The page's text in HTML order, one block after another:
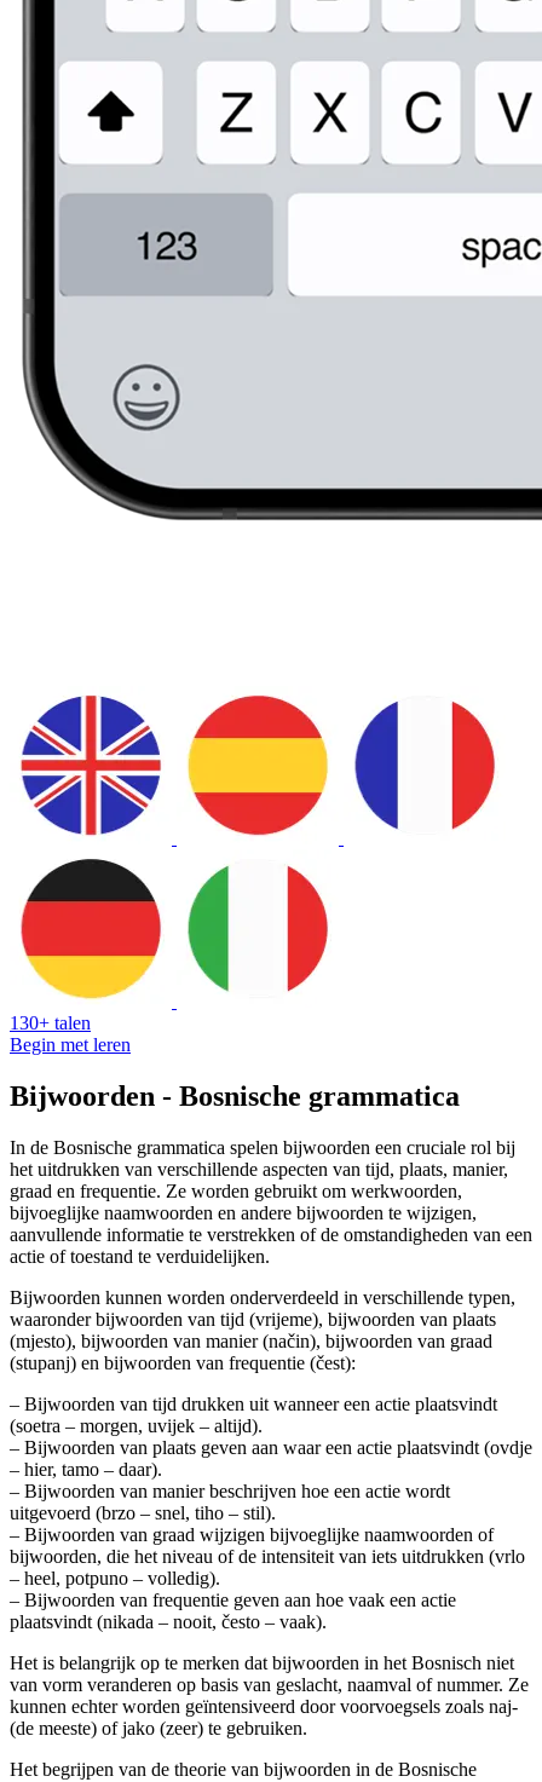
130+ talen
Begin met leren
Bijwoorden - Bosnische grammatica
In de Bosnische grammatica spelen bijwoorden een cruciale rol bij
het uitdrukken van verschillende aspecten van tijd, plaats, manier,
graad en frequentie. Ze worden gebruikt om werkwoorden,
bijvoeglijke naamwoorden en andere bijwoorden te wijzigen,
aanvullende informatie te verstrekken of de omstandigheden van een
actie of toestand te verduidelijken.
Bijwoorden kunnen worden onderverdeeld in verschillende typen,
waaronder bijwoorden van tijd (vrijeme), bijwoorden van plaats
(mjesto), bijwoorden van manier (način), bijwoorden van graad
(stupanj) en bijwoorden van frequentie (čest):
– Bijwoorden van tijd drukken uit wanneer een actie plaatsvindt
(soetra – morgen, uvijek – altijd).
– Bijwoorden van plaats geven aan waar een actie plaatsvindt (ovdje
– hier, tamo – daar).
– Bijwoorden van manier beschrijven hoe een actie wordt
uitgevoerd (brzo – snel, tiho – stil).
– Bijwoorden van graad wijzigen bijvoeglijke naamwoorden of
bijwoorden, die het niveau of de intensiteit van iets uitdrukken (vrlo
– heel, potpuno – volledig).
– Bijwoorden van frequentie geven aan hoe vaak een actie
plaatsvindt (nikada – nooit, često – vaak).
Het is belangrijk op te merken dat bijwoorden in het Bosnisch niet
van vorm veranderen op basis van geslacht, naamval of nummer. Ze
kunnen echter worden geïntensiveerd door voorvoegsels zoals naj-
(de meeste) of jako (zeer) te gebruiken.
Het begrijpen van de theorie van bijwoorden in de Bosnische